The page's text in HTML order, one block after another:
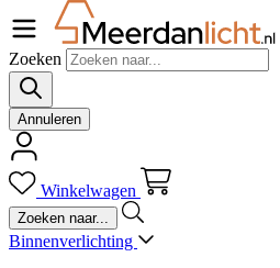
Zoeken
Annuleren
Winkelwagen
Binnenverlichting